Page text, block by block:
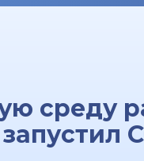
среду